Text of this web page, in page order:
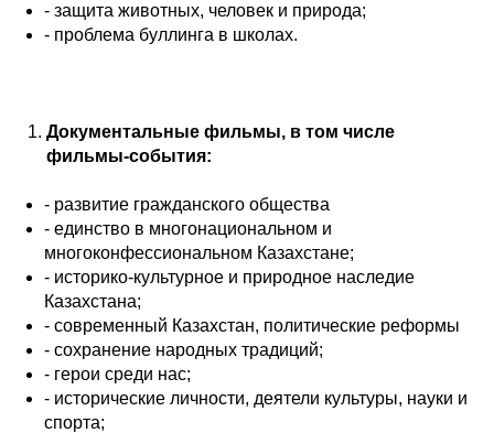
- защита животных, человек и природа;
- проблема буллинга в школах.
Документальные фильмы, в том числе
фильмы-события:
- развитие гражданского общества
- единство в многонациональном и
многоконфессиональном Казахстане;
- историко-культурное и природное наследие
Казахстана;
- современный Казахстан, политические реформы
- сохранение народных традиций;
- герои среди нас;
- исторические личности, деятели культуры, науки и
спорта;